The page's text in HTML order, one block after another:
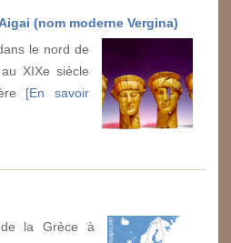
(nom moderne Vergina)
le nord de
XIXe siècle
[En savoir
de la Grèce à